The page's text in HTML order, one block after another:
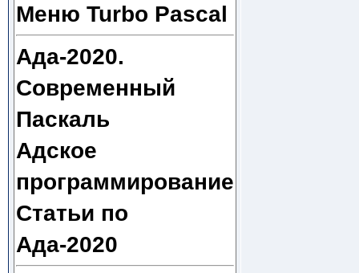
Меню Turbo Pascal
Ада-2020.
Современный
Паскаль
Адское
программирование
Статьи по
Ада-2020